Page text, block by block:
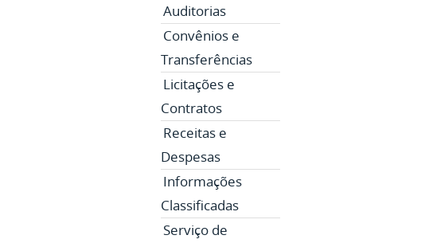
Auditorias
Convênios e
Transferências
Licitações e
Contratos
Receitas e
Despesas
Informações
Classificadas
Serviço de